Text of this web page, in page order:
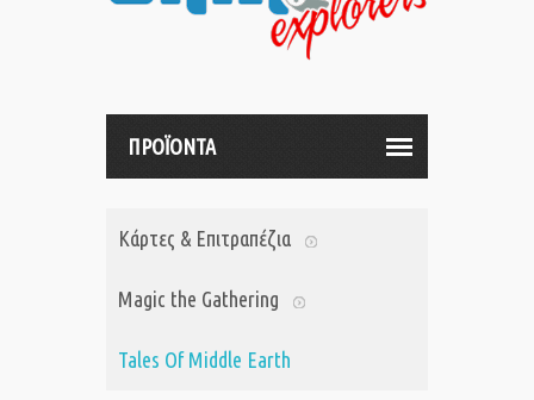
ΠΡΟΪΟΝΤΑ
Κάρτες & Επιτραπέζια
Magic the Gathering
Tales Of Middle Earth